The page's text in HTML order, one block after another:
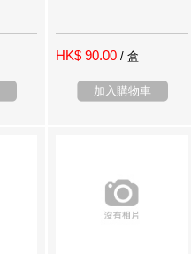
HK$ 90.00 / 盒
加入購物車